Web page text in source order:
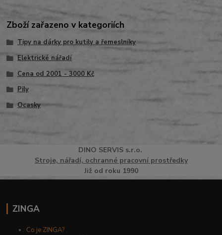
Zboží zařazeno v kategoriích
Tipy na dárky pro kutily a řemeslníky
Elektrické nářadí
Cena od 2001 - 3000 Kč
Pily
Ocasky
DINO SERVISs.r.o.
Stroje, nářadí, ochranné pracovní prostředky
Již od roku 1990
ZINGA
Co je ZINGA?